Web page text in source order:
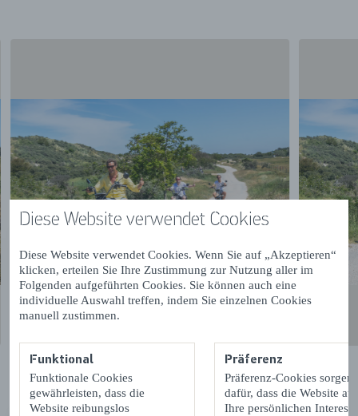
Diese Website verwendet Cookies
Diese Website verwendet Cookies. Wenn Sie auf „Akzeptieren“
klicken, erteilen Sie Ihre Zustimmung zur Nutzung aller im
Folgenden aufgeführten Cookies. Sie können auch eine
individuelle Auswahl treffen, indem Sie einzelnen Cookies
manuell zustimmen.
Funktional
Funktionale Cookies
gewährleisten, dass die
Website reibungslos
Präferenz
Präferenz-Cookies sorgen
dafür, dass die Website auf
Ihre persönlichen